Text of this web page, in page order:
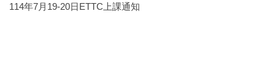
114年7月19-20日ETTC上課通知